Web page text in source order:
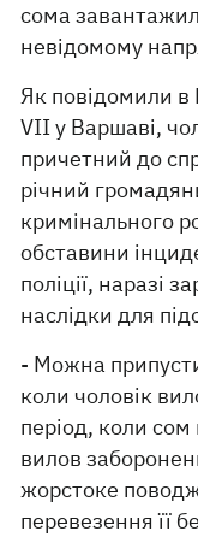
сома
невідомому
Як повідомили в
VII у Варшаві,
причетний до
річний
кримінального
обставини
поліції, наразі
наслідки для
- Можна
коли чоловік
період, коли сом
вилов
жорстоке
перевезення її